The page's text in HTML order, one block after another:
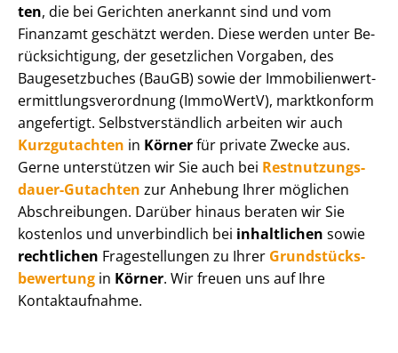
ten, die bei Gerichten anerkannt sind und vom
Finanzamt geschätzt werden. Diese werden unter Be­
rück­sich­ti­gung, der gesetzlichen Vorgaben, des
Baugesetzbuches (BauGB) sowie der Im­mo­bi­li­en­wert­
ermitt­lungs­ver­ord­nung (ImmoWertV), marktkonform
angefertigt. Selbst­ver­ständ­lich arbeiten wir auch
Kurzgutachten in Körnerfür private Zwecke aus.
Gerne unterstützen wir Sie auch bei Rest­nut­zungs­
dau­er-Gutachten zur Anhebung Ihrer möglichen
Abschreibungen. Darüber hinaus beraten wir Sie
kostenlos und unverbindlich bei inhaltlichen sowie
rechtlichen Fragestellungen zu Ihrer Grund­stücks­
be­wer­tung in Körner. Wir freuen uns auf Ihre
Kontaktaufnahme.